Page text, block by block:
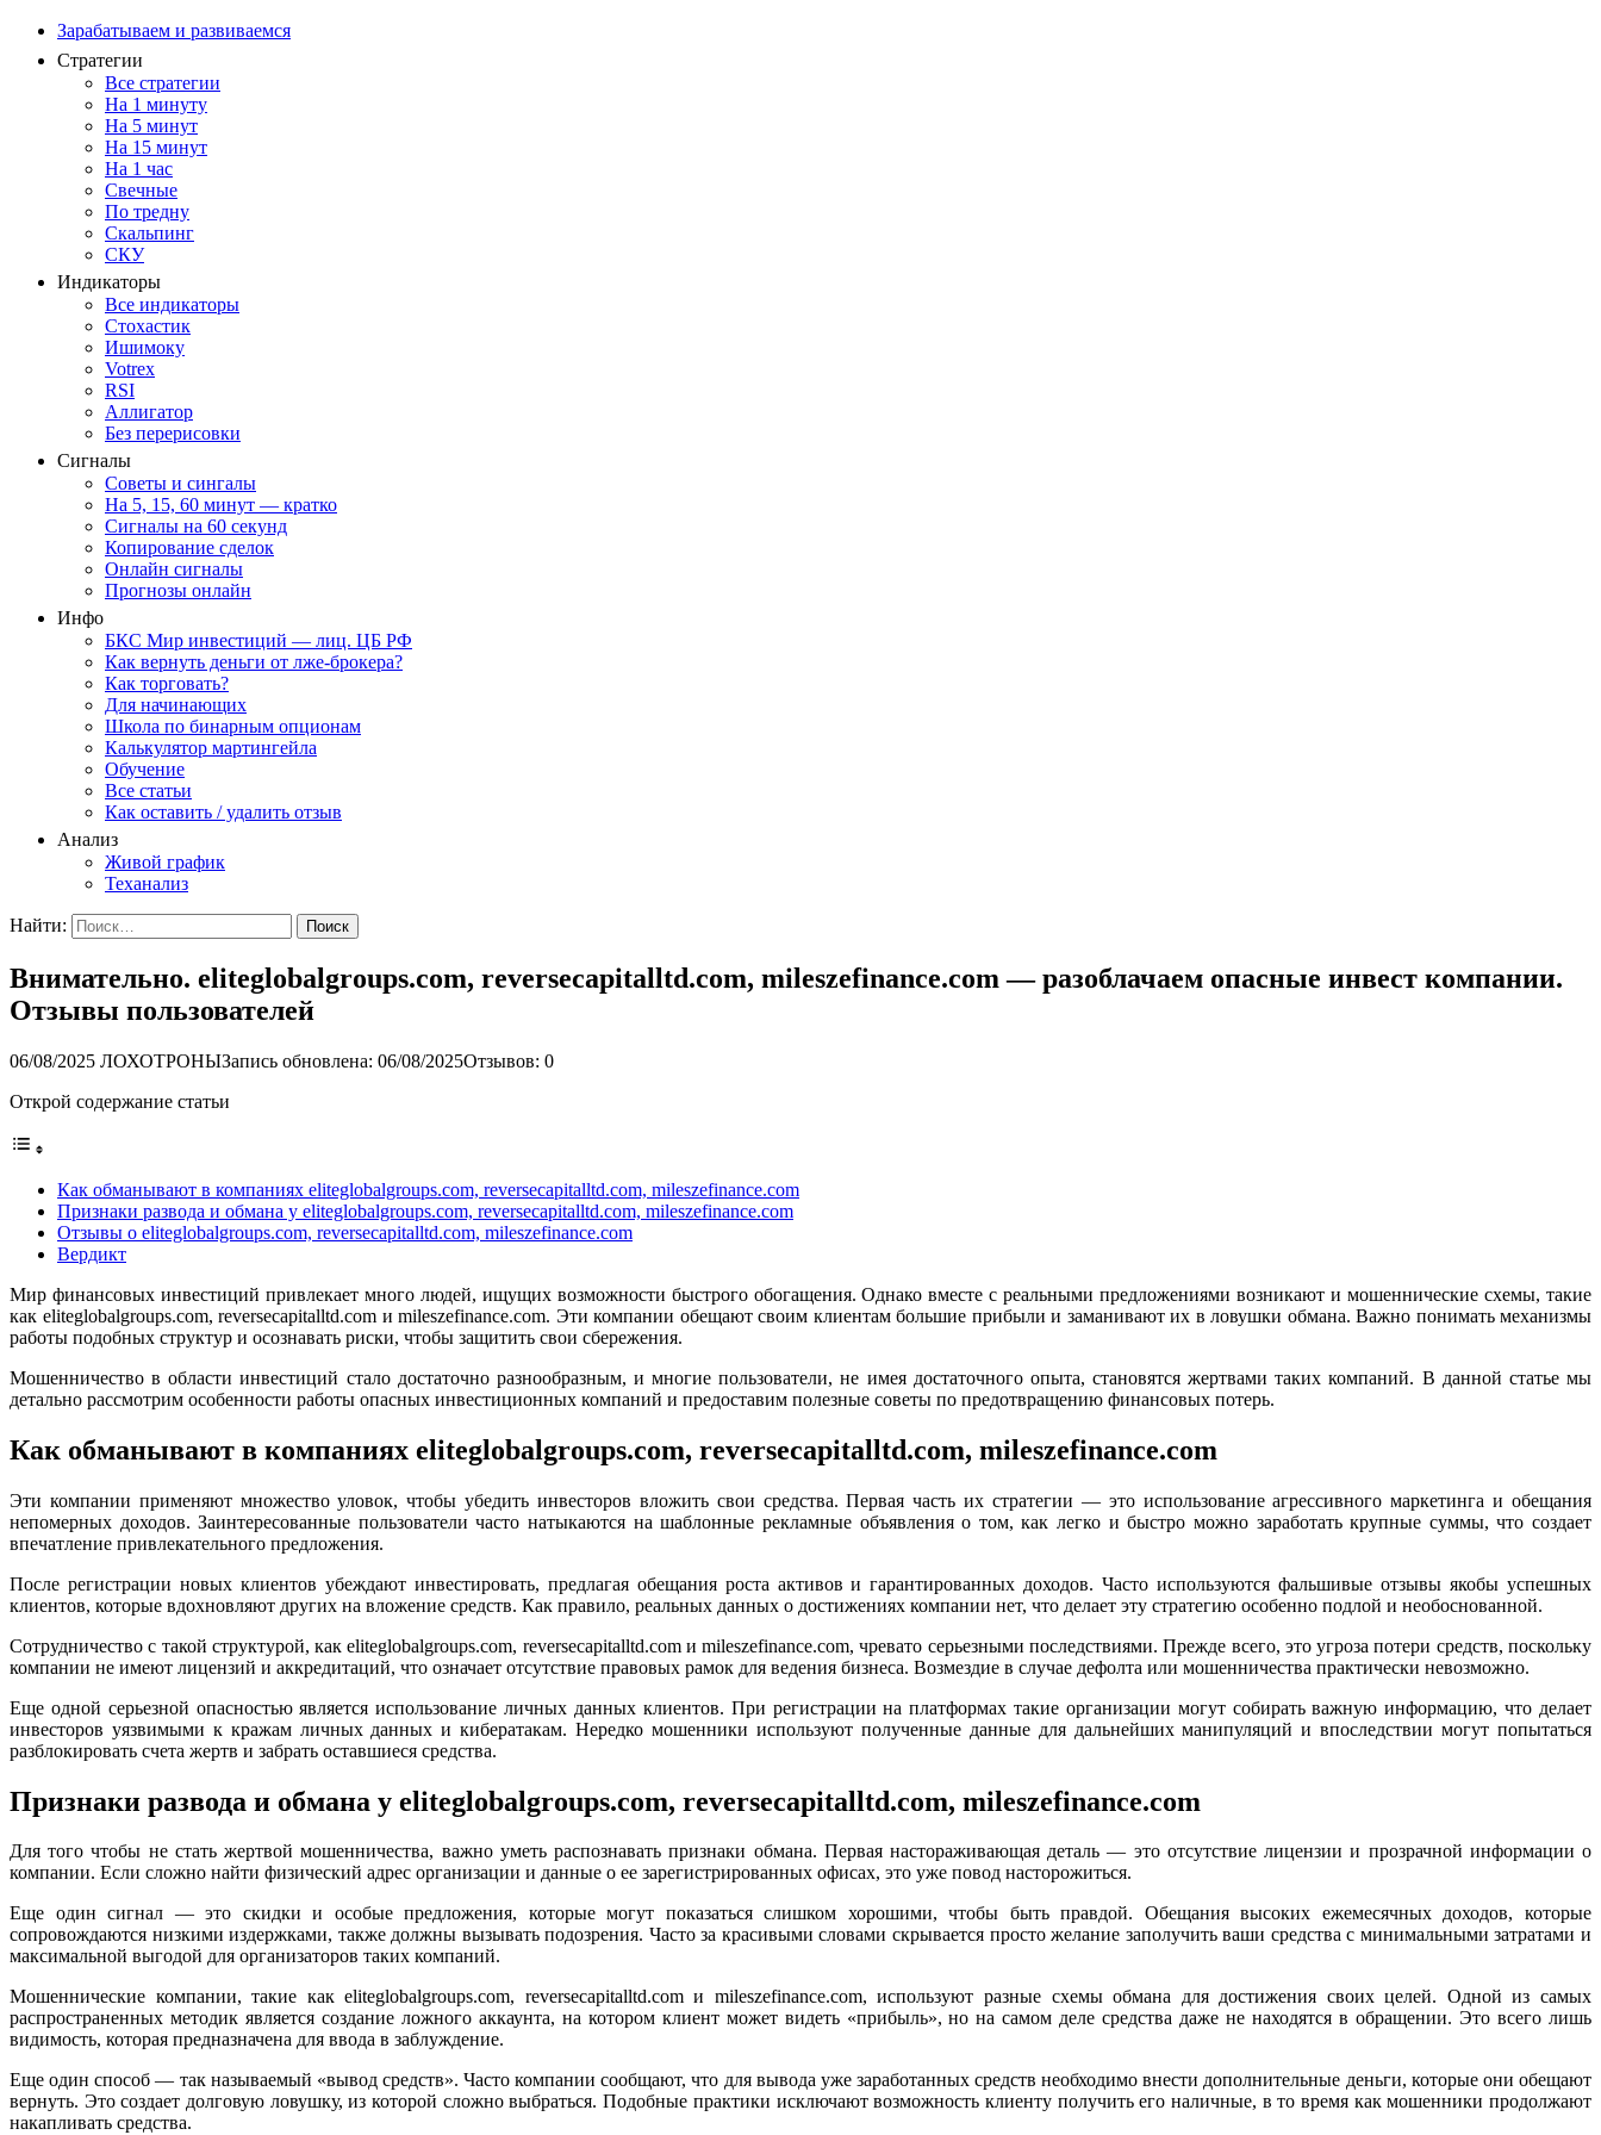
Зарабатываем и развиваемся
Стратегии
Все стратегии
На 1 минуту
На 5 минут
На 15 минут
На 1 час
Свечные
По тредну
Скальпинг
СКУ
Индикаторы
Все индикаторы
Стохастик
Ишимоку
Votrex
RSI
Аллигатор
Без перерисовки
Сигналы
Советы и сингалы
На 5, 15, 60 минут — кратко
Сигналы на 60 секунд
Копирование сделок
Онлайн сигналы
Прогнозы онлайн
Инфо
БКС Мир инвестиций — лиц. ЦБ РФ
Как вернуть деньги от лже-брокера?
Как торговать?
Для начинающих
Школа по бинарным опционам
Калькулятор мартингейла
Обучение
Все статьи
Как оставить / удалить отзыв
Анализ
Живой график
Теханализ
Найти:
Внимательно. eliteglobalgroups.com, reversecapitalltd.com, mileszefinance.com — разоблачаем опасные инвест компании.
Отзывы пользователей
06/08/2025 ЛОХОТРОНЫЗапись обновлена: 06/08/2025Отзывов: 0
Открой содержание статьи
Как обманывают в компаниях eliteglobalgroups.com, reversecapitalltd.com, mileszefinance.com
Признаки развода и обмана у eliteglobalgroups.com, reversecapitalltd.com, mileszefinance.com
Отзывы о eliteglobalgroups.com, reversecapitalltd.com, mileszefinance.com
Вердикт
Мир финансовых инвестиций привлекает много людей, ищущих возможности быстрого обогащения. Однако вместе с реальными предложениями возникают и мошеннические схемы, такие
как eliteglobalgroups.com, reversecapitalltd.com и mileszefinance.com. Эти компании обещают своим клиентам большие прибыли и заманивают их в ловушки обмана. Важно понимать механизмы
работы подобных структур и осознавать риски, чтобы защитить свои сбережения.
Мошенничество в области инвестиций стало достаточно разнообразным, и многие пользователи, не имея достаточного опыта, становятся жертвами таких компаний. В данной статье мы
детально рассмотрим особенности работы опасных инвестиционных компаний и предоставим полезные советы по предотвращению финансовых потерь.
Как обманывают в компаниях eliteglobalgroups.com, reversecapitalltd.com, mileszefinance.com
Эти компании применяют множество уловок, чтобы убедить инвесторов вложить свои средства. Первая часть их стратегии — это использование агрессивного маркетинга и обещания
непомерных доходов. Заинтересованные пользователи часто натыкаются на шаблонные рекламные объявления о том, как легко и быстро можно заработать крупные суммы, что создает
впечатление привлекательного предложения.
После регистрации новых клиентов убеждают инвестировать, предлагая обещания роста активов и гарантированных доходов. Часто используются фальшивые отзывы якобы успешных
клиентов, которые вдохновляют других на вложение средств. Как правило, реальных данных о достижениях компании нет, что делает эту стратегию особенно подлой и необоснованной.
Сотрудничество с такой структурой, как eliteglobalgroups.com, reversecapitalltd.com и mileszefinance.com, чревато серьезными последствиями. Прежде всего, это угроза потери средств, поскольку
компании не имеют лицензий и аккредитаций, что означает отсутствие правовых рамок для ведения бизнеса. Возмездие в случае дефолта или мошенничества практически невозможно.
Еще одной серьезной опасностью является использование личных данных клиентов. При регистрации на платформах такие организации могут собирать важную информацию, что делает
инвесторов уязвимыми к кражам личных данных и кибератакам. Нередко мошенники используют полученные данные для дальнейших манипуляций и впоследствии могут попытаться
разблокировать счета жертв и забрать оставшиеся средства.
Признаки развода и обмана у eliteglobalgroups.com, reversecapitalltd.com, mileszefinance.com
Для того чтобы не стать жертвой мошенничества, важно уметь распознавать признаки обмана. Первая настораживающая деталь — это отсутствие лицензии и прозрачной информации о
компании. Если сложно найти физический адрес организации и данные о ее зарегистрированных офисах, это уже повод насторожиться.
Еще один сигнал — это скидки и особые предложения, которые могут показаться слишком хорошими, чтобы быть правдой. Обещания высоких ежемесячных доходов, которые
сопровождаются низкими издержками, также должны вызывать подозрения. Часто за красивыми словами скрывается просто желание заполучить ваши средства с минимальными затратами и
максимальной выгодой для организаторов таких компаний.
Мошеннические компании, такие как eliteglobalgroups.com, reversecapitalltd.com и mileszefinance.com, используют разные схемы обмана для достижения своих целей. Одной из самых
распространенных методик является создание ложного аккаунта, на котором клиент может видеть «прибыль», но на самом деле средства даже не находятся в обращении. Это всего лишь
видимость, которая предназначена для ввода в заблуждение.
Еще один способ — так называемый «вывод средств». Часто компании сообщают, что для вывода уже заработанных средств необходимо внести дополнительные деньги, которые они обещают
вернуть. Это создает долговую ловушку, из которой сложно выбраться. Подобные практики исключают возможность клиенту получить его наличные, в то время как мошенники продолжают
накапливать средства.